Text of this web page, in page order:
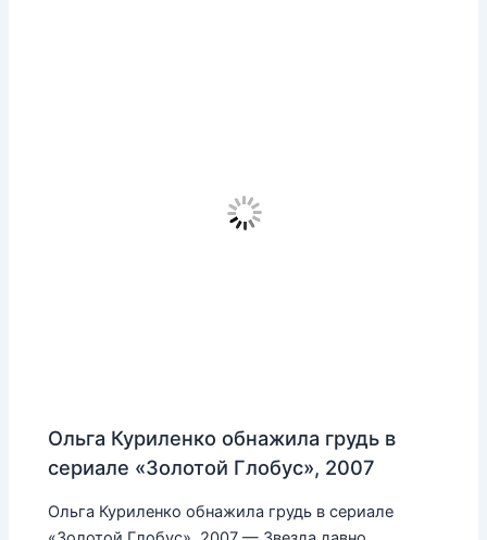
Ольга Куриленко обнажила грудь в
сериале «Золотой Глобус», 2007
Ольга Куриленко обнажила грудь в сериале